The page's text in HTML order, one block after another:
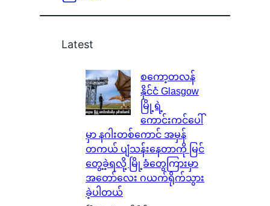
Latest
စကော့တလန်
နိုင်ငံ Glasgow
မြို့ရဲ့
ကောင်းကင်ပေါ်
မှာ နဂါးတစ်ကောင် အမှန်
တကယ် ပျံသန်းနေတာကို မြင်
တွေ့ခဲ့ရလို့ မြို့ခံတွေကြားမှာ
အတော်လေး ဂယက်ရိုက်သွား
ခဲ့ပါတယ်